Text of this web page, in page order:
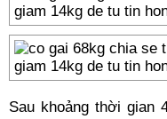
Sau khoảng thời gian